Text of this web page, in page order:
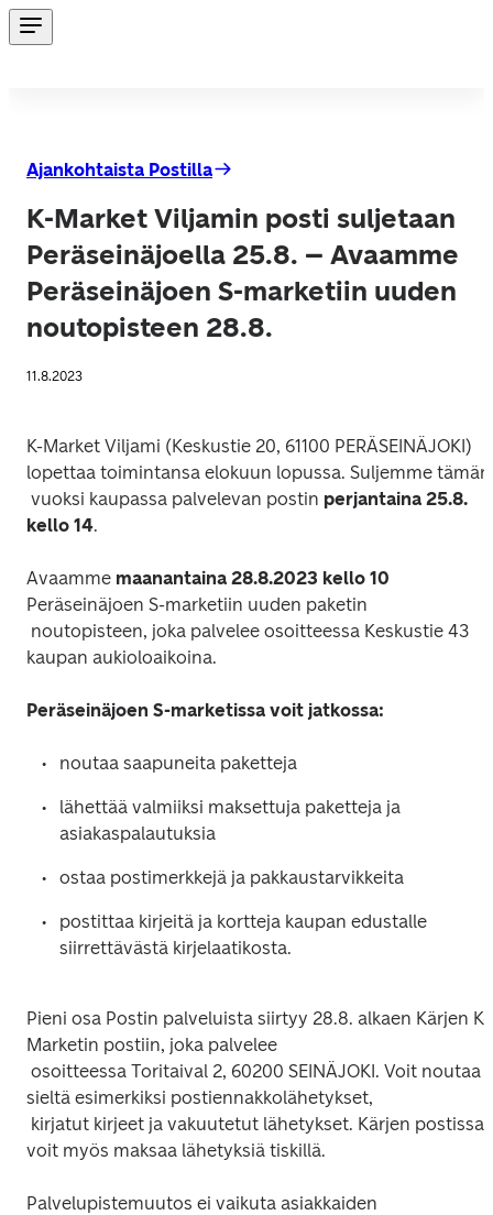
Ajankohtaista Postilla
K-Market Viljamin posti suljetaan
Peräseinäjoella 25.8. – Avaamme
Peräseinäjoen S-marketiin uuden
noutopisteen 28.8.
11.8.2023
K-Market Viljami (Keskustie 20, 61100 PERÄSEINÄJOKI)
lopettaa toimintansa elokuun lopussa. Suljemme tämän
vuoksi kaupassa palvelevan postin perjantaina 25.8.
kello 14
Avaamme maanantaina 28.8.2023 kello 10
Peräseinäjoen S-marketiin uuden paketin
Peräseinäjoen S-marketissa voit jatkossa:
lähettää valmiiksi maksettuja paketteja ja
postittaa kirjeitä ja kortteja kaupan edustalle
Pieni osa Postin palveluista siirtyy 28.8. alkaen Kärjen K-
Marketin postiin, joka palvelee
sieltä esimerkiksi postiennakkolähetykset,
Palvelupistemuutos ei vaikuta asiakkaiden